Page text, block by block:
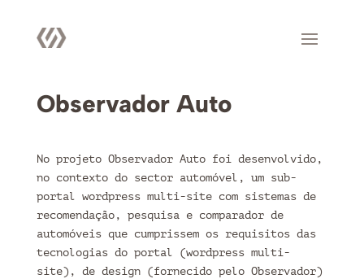
Observador Auto
No projeto Observador Auto foi desenvolvido,
no contexto do sector automóvel, um sub-
portal wordpress multi-site com sistemas de
recomendação, pesquisa e comparador de
automóveis que cumprissem os requisitos das
tecnologias do portal (wordpress multi-
site), de design (fornecido pelo Observador)